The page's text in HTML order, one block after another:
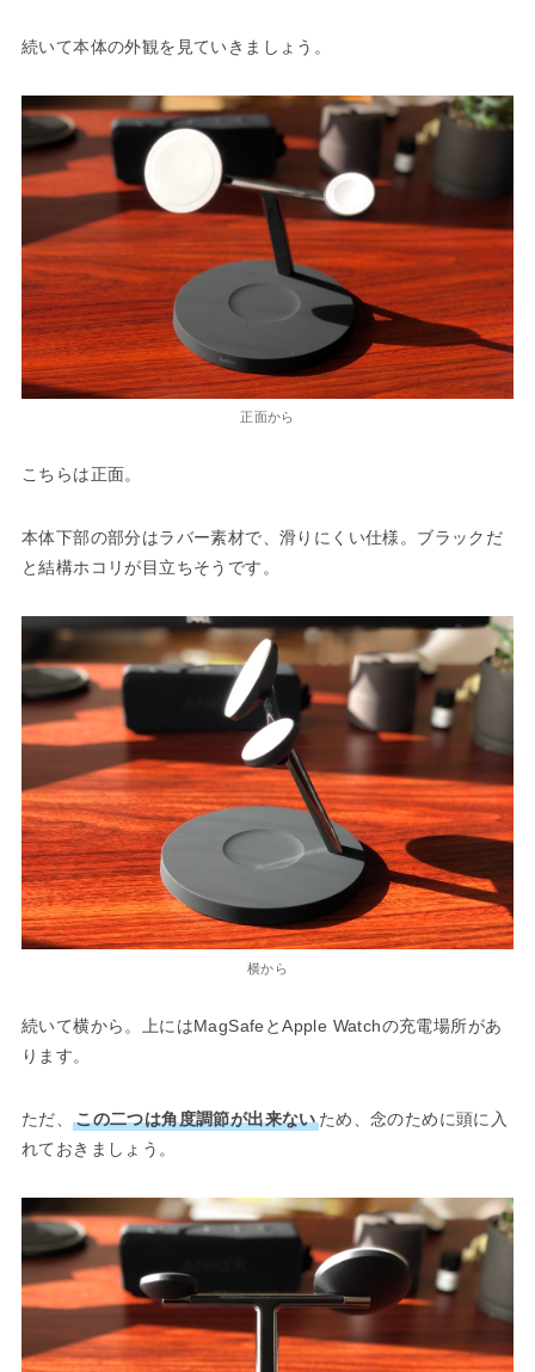
続いて本体の外観を見ていきましょう。
正面から
こちらは正面。
本体下部の部分はラバー素材で、滑りにくい仕様。ブラックだ
と結構ホコリが目立ちそうです。
横から
続いて横から。上にはMagSafeとApple Watchの充電場所があ
ります。
ただ、この二つは角度調節が出来ないため、念のために頭に入
れておきましょう。